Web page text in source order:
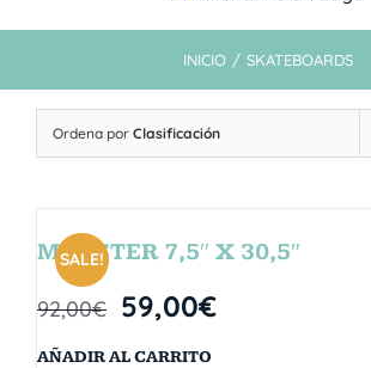
INICIO / SKATEBOARDS
Ordena por Clasificación
SALE!
MONSTER 7,5″ X 30,5″
92,00€ 59,00€
AÑADIR AL CARRITO